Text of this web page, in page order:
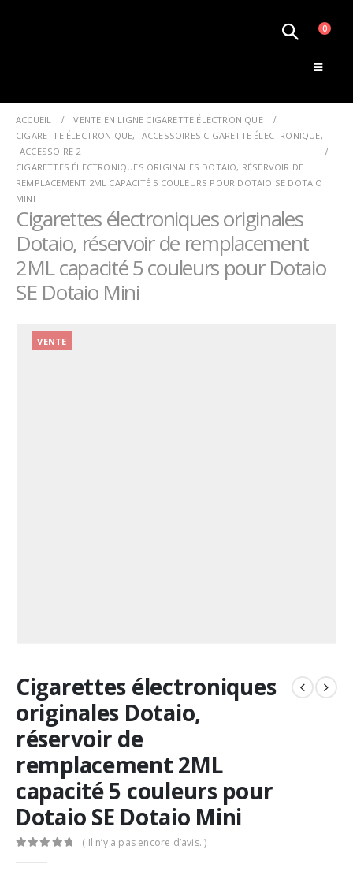
0
ACCUEIL
VENTE EN LIGNE CIGARETTE ÉLECTRONIQUE
CIGARETTE ÉLECTRONIQUE, ACCESSOIRES CIGARETTE ÉLECTRONIQUE,
ACCESSOIRE 2
CIGARETTES ÉLECTRONIQUES ORIGINALES DOTAIO, RÉSERVOIR DE
REMPLACEMENT 2ML CAPACITÉ 5 COULEURS POUR DOTAIO SE DOTAIO
MINI
Cigarettes électroniques originales
Dotaio, réservoir de remplacement
2ML capacité 5 couleurs pour Dotaio
SE Dotaio Mini
VENTE
Cigarettes électroniques
originales Dotaio,
réservoir de
remplacement 2ML
capacité 5 couleurs pour
Dotaio SE Dotaio Mini
( Il n’y a pas encore d’avis. )